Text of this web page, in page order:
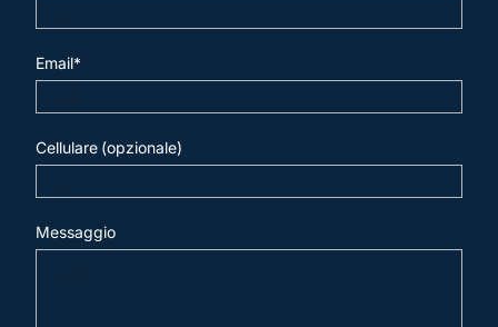
Email*
Cellulare (opzionale)
Messaggio